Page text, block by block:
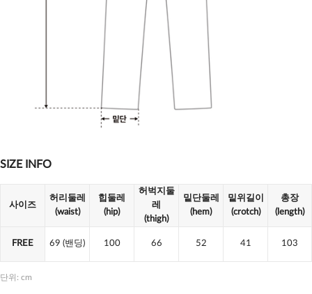
SIZE INFO
사이즈
허리둘레
(waist)
힙둘레
(hip)
허벅지둘
레
(thigh)
밑단둘레
(hem)
밑위길이
(crotch)
총장
(length)
FREE 69 (밴딩) 100 66 52 41 103
단위: cm